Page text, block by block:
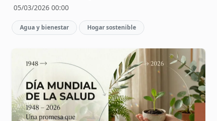
05/03/2026 00:00
Agua y bienestar Hogar sostenible